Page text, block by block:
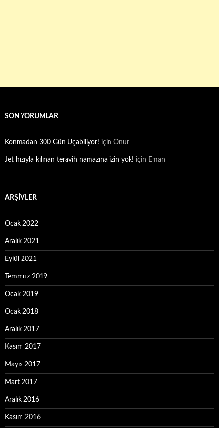
SON YORUMLAR
Konmadan 300 Gün Uçabiliyor! için Onur
Jet hızıyla kılınan teravih namazına izin yok! için Eman
ARŞIVLER
Ocak 2022
Aralık 2021
Eylül 2021
Temmuz 2019
Ocak 2019
Ocak 2018
Aralık 2017
Kasım 2017
Mayıs 2017
Mart 2017
Aralık 2016
Kasım 2016